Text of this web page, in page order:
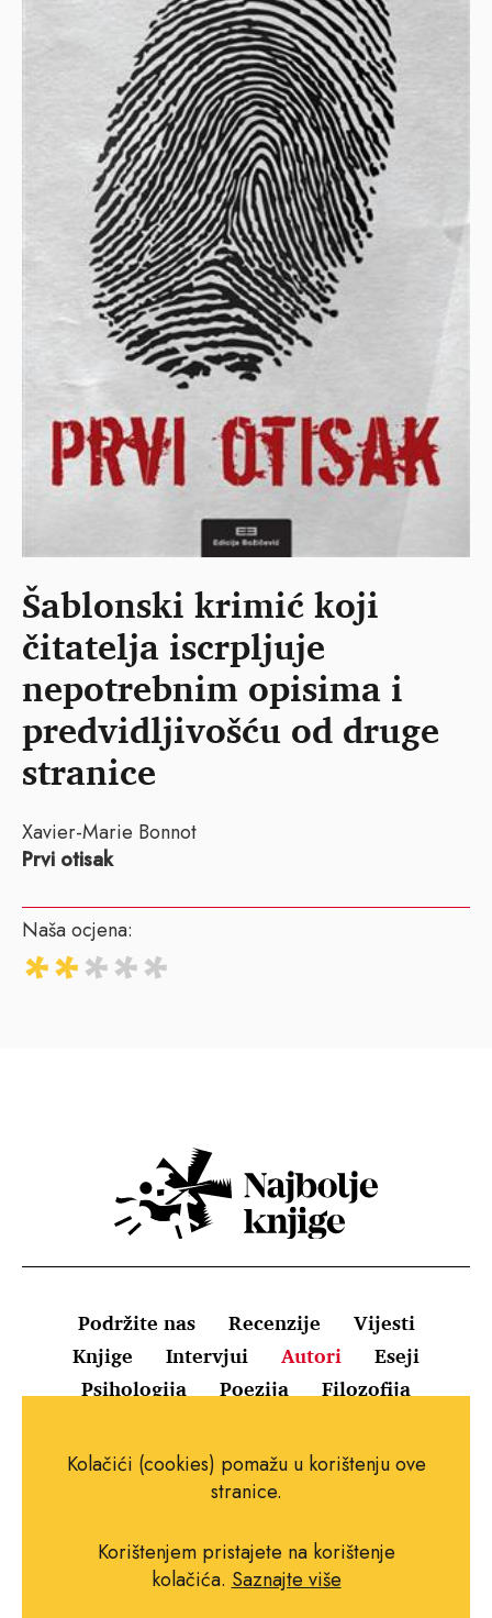
Šablonski krimić koji
čitatelja iscrpljuje
nepotrebnim opisima i
predvidljivošću od druge
stranice
Xavier-Marie Bonnot
Prvi otisak
Naša ocjena:
Podržite nas Recenzije
Vijesti
Knjige
Intervjui Autori
Eseji
Psihologija
Poezija Filozofija
Uvjeti korištenja
Pravila o kolačićima
Impressum
Kolačići (cookies) pomažu u korištenju ove
stranice.
Korištenjem pristajete na korištenje
kolačića. Saznajte više